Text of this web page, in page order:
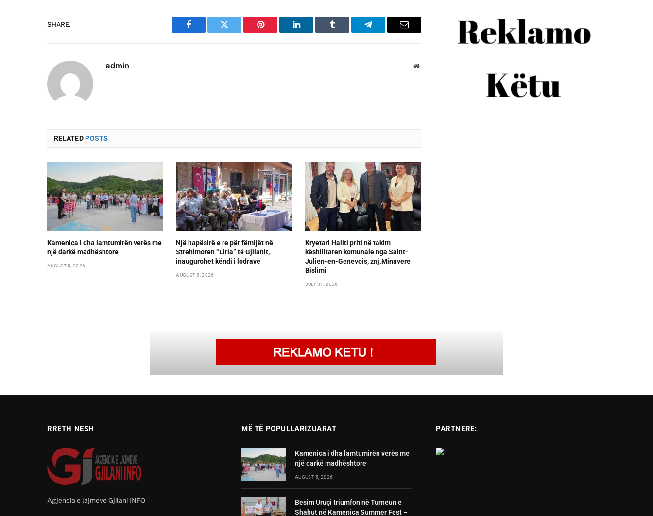
SHARE.
Facebook Twitter Pinterest LinkedIn Tumblr Telegram Email
admin Website
RELATEDPOSTS
Kamenica i dha lamtumirën verës me
një darkë madhështore
AUGUST 5, 2026
Një hapësirë e re për fëmijët në
Strehimoren “Liria” të Gjilanit,
inaugurohet këndi i lodrave
AUGUST 5, 2026
Kryetari Haliti priti në takim
këshilltaren komunale nga Saint-
Julien-en-Genevois, znj.Minavere
Bislimi
JULY 31, 2026
RRETH NESH
Agjencia e lajmeve Gjilani INFO
MË TË POPULLARIZUARAT
Kamenica i dha lamtumirën verës me
një darkë madhështore
AUGUST 5, 2026
Besim Uruçi triumfon në Turneun e
Shahut në Kamenica Summer Fest –
PARTNERE: